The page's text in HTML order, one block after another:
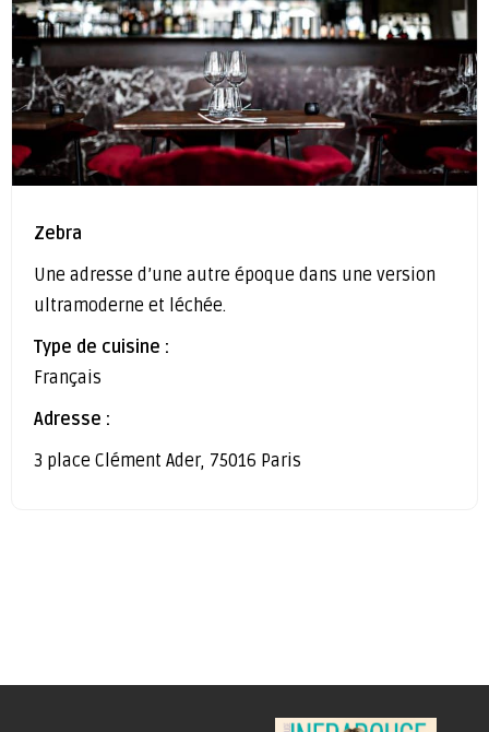
Zebra
Une adresse d’une autre époque dans une version
ultramoderne et léchée.
Type de cuisine :
Français
Adresse :
3 place Clément Ader, 75016 Paris